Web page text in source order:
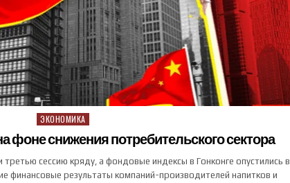
Posted in
ЭКОНОМИКА
фоне снижения потребительского сектора
сессию кряду, а фондовые индексы в Гонконге опустились в
финансовые результаты компаний-производителей напитков и